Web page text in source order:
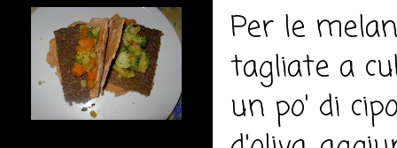
Per le
tagliate a
un po' di